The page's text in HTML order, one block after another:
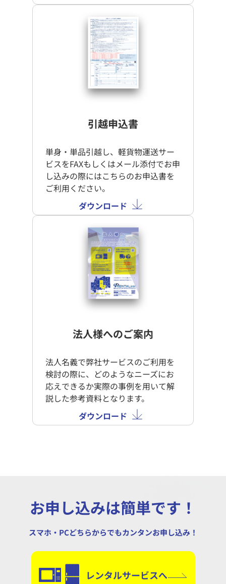
引越申込書
単身・単品引越し、軽貨物運送サー
ビスをFAXもしくはメール添付でお申
し込みの際にはこちらのお申込書を
ご利用ください。
ダウンロード
法人様へのご案内
法人名義で弊社サービスのご利用を
検討の際に、どのようなニーズにお
応えできるか実際の事例を用いて解
説した参考資料となります。
ダウンロード
お申し込みは簡単です！
スマホ・PCどちらからでもカンタンお申し込み！
レンタルサービスへ